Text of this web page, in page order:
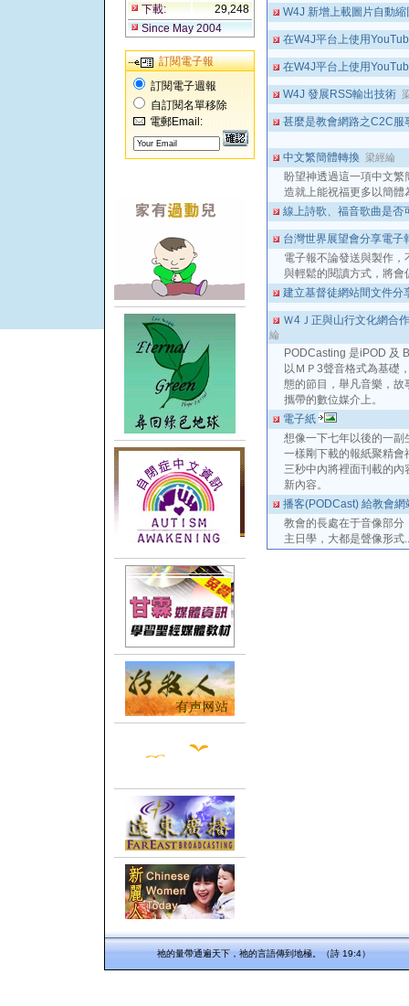
下載:
29,248
Since May 2004
訂閱電子報
訂閱電子週報
自訂閱名單移除
電郵Email:
W4J 新增上載圖片自動
在W4J平台上使用
在W4J平台上使用
W4J 發展RSS輸出技術
甚麼是教會網路之C2C服
中文繁簡體轉換 梁經綸
盼望神透過這一項中文
造就上能祝福更多以簡體
線上詩歌、福音歌曲是否
台灣世界展望會分享電子
電子報不論發送與製作
與輕鬆的閱讀方式，將會
建立基督徒網站間文件分
Ｗ4Ｊ正與山行文化網合
綸
PODCasting 是iPOD 及
以ＭＰ3聲音格式為基礎
態的節目，舉凡音樂，
攜帶的數位媒介上。
電子紙
想像一下七年以後的一副
一樣剛下載的報紙聚精會
三秒中內將裡面刊載的內
新內容。
播客(PODCast) 給教會
教會的長處在于音像部分
主日學，大都是聲像形式
祂的量帶通遍天下，祂的言語傳到地極。（詩 19:4）